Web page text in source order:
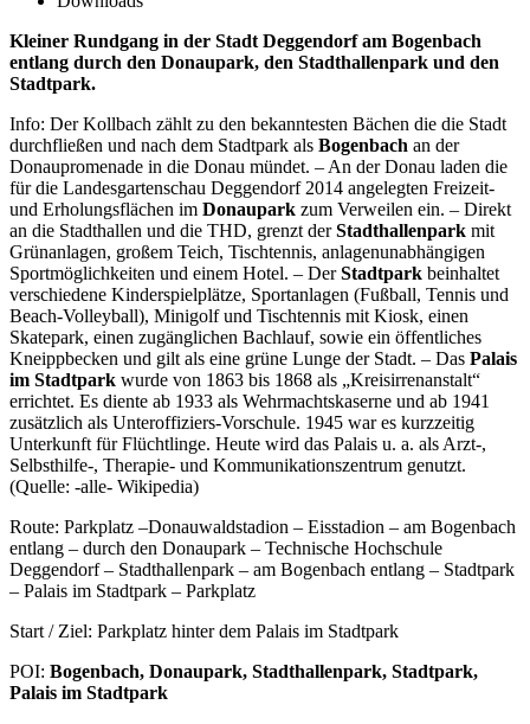
Kleiner Rundgang in der Stadt Deggendorf am Bogenbach
entlang durch den Donaupark, den Stadthallenpark und den
Stadtpark.
Info: Der Kollbach zählt zu den bekanntesten Bächen die die Stadt
durchfließen und nach dem Stadtpark als Bogenbach an der
Donaupromenade in die Donau mündet. – An der Donau laden die
für die Landesgartenschau Deggendorf 2014 angelegten Freizeit-
und Erholungsflächen im Donaupark zum Verweilen ein. – Direkt
an die Stadthallen und die THD, grenzt derStadthallenpark mit
Grünanlagen, großem Teich, Tischtennis, anlagenunabhängigen
Sportmöglichkeiten und einem Hotel. – DerStadtpark beinhaltet
verschiedene Kinderspielplätze, Sportanlagen (Fußball, Tennis und
Beach-Volleyball), Minigolf und Tischtennis mit Kiosk, einen
Skatepark, einen zugänglichen Bachlauf, sowie ein öffentliches
Kneippbecken und gilt als eine grüne Lunge der Stadt. – Das Palais
im Stadtpark wurde von 1863 bis 1868 als „Kreisirrenanstalt“
errichtet. Es diente ab 1933 als Wehrmachtskaserne und ab 1941
zusätzlich als Unteroffiziers-Vorschule. 1945 war es kurzzeitig
Unterkunft für Flüchtlinge. Heute wird das Palais u. a. als Arzt-,
Selbsthilfe-, Therapie- und Kommunikationszentrum genutzt.
(Quelle: -alle- Wikipedia)
Route: Parkplatz –Donauwaldstadion – Eisstadion – am Bogenbach
entlang – durch den Donaupark – Technische Hochschule
Deggendorf – Stadthallenpark – am Bogenbach entlang – Stadtpark
– Palais im Stadtpark – Parkplatz
Start / Ziel: Parkplatz hinter dem Palais im Stadtpark
POI: Bogenbach, Donaupark, Stadthallenpark, Stadtpark,
Palais im Stadtpark